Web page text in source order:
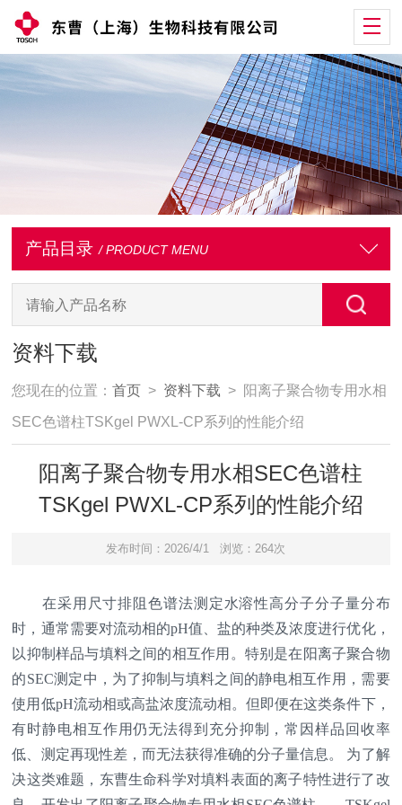
产品目录 / PRODUCT MENU
资料下载
您现在的位置：首页 > 资料下载 > 阳离子聚合物专用水相
SEC色谱柱TSKgel PWXL-CP系列的性能介绍
阳离子聚合物专用水相SEC色谱柱
TSKgel PWXL-CP系列的性能介绍
发布时间：2026/4/1 浏览：264次
在采用尺寸排阻色谱法测定水溶性高分子分子量分布
时，通常需要对流动相的pH值、盐的种类及浓度进行优化，
以抑制样品与填料之间的相互作用。特别是在阳离子聚合物
的SEC测定中，为了抑制与填料之间的静电相互作用，需要
使用低pH流动相或高盐浓度流动相。但即便在这类条件下，
有时静电相互作用仍无法得到充分抑制，常因样品回收率
低、测定再现性差，而无法获得准确的分子量信息。 为了解
决这类难题，东曹生命科学对填料表面的离子特性进行了改